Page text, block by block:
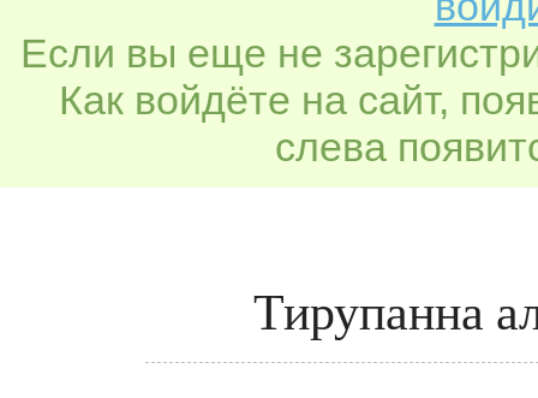
Если вы еще не
Как войдёте на сайт,
слева
Тирупанна